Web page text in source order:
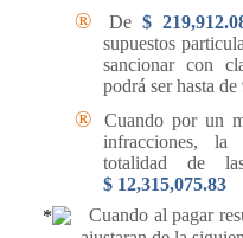
® De $
supuestos
sancionar con
podrá ser hasta de
®
Cuando por un
infracciones,
totalidad de
$ 12,315,075.83
Cuando al pagar